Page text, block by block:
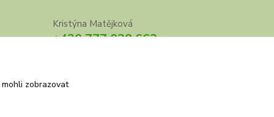
Kristýna Matějková
+420 777 028 663
zobrazovat